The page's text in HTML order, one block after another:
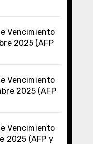
Vencimiento
2025 (AFP
Vencimiento
2025 (AFP
Vencimiento
2025 (AFP y